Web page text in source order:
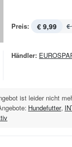
Preis: € 9,99 €
Händler:
ist leider nicht
Hundefutter,